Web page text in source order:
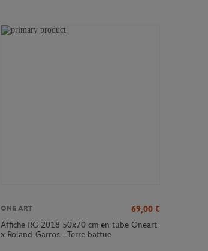
ONEART 69,00 €
Affiche RG 2018 50x70 cm en tube Oneart
x Roland-Garros - Terre battue